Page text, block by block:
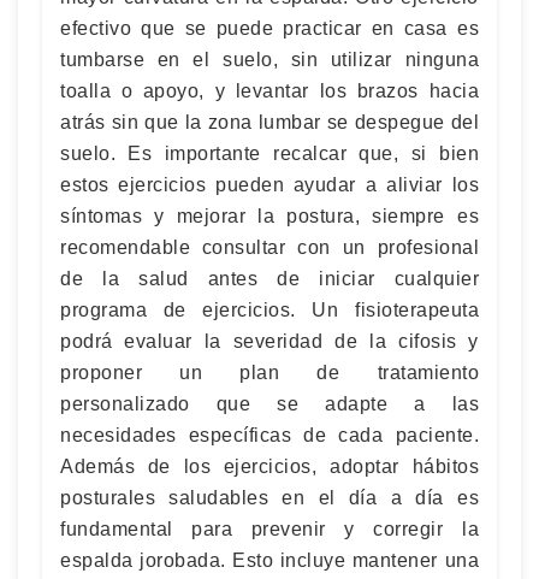
efectivo que se puede practicar en casa es
tumbarse en el suelo, sin utilizar ninguna
toalla o apoyo, y levantar los brazos hacia
atrás sin que la zona lumbar se despegue del
suelo. Es importante recalcar que, si bien
estos ejercicios pueden ayudar a aliviar los
síntomas y mejorar la postura, siempre es
recomendable consultar con un profesional
de la salud antes de iniciar cualquier
programa de ejercicios. Un fisioterapeuta
podrá evaluar la severidad de la cifosis y
proponer un plan de tratamiento
personalizado que se adapte a las
necesidades específicas de cada paciente.
Además de los ejercicios, adoptar hábitos
posturales saludables en el día a día es
fundamental para prevenir y corregir la
espalda jorobada. Esto incluye mantener una